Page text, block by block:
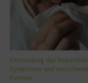
Entzündung der
Symptome und
Formen